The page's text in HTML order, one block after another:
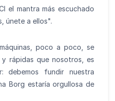
el mantra más escuchado
únete a ellos".
poco a poco, se
rápidas que nosotros, es
debemos fundir nuestra
Borg estaría orgullosa de